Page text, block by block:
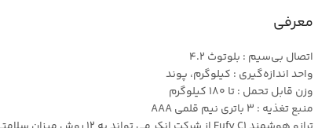
معرفی
اتصال بی‌سیم : بلوتوث 4.2
واحد اندازه‌گیری : کیلوگرم، پوند
وزن قابل تحمل : تا 180 کیلوگرم
منبع تغذیه : 3 باتری نیم قلمی AAA